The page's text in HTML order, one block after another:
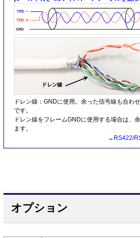
ドレン線：GNDに使用。余った信号線も合わ
です。
ドレン線をフレームGNDに使用する場合は、
ます。
→ RS422/
オプション